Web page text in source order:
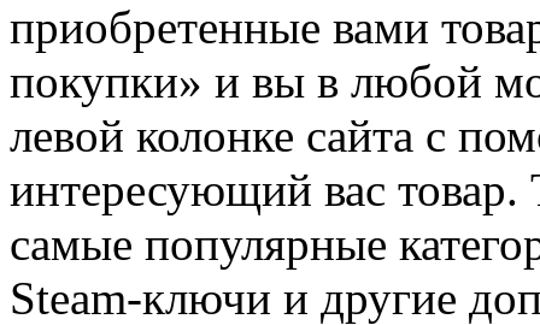
приобретенные вами
покупки» и вы в любой
левой колонке сайта с
интересующий вас
самые популярные
Steam-ключи и другие